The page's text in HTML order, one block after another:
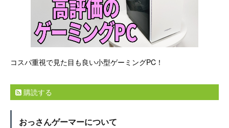
コスパ重視で見た目も良い小型ゲーミングPC！
購読する
おっさんゲーマーについて